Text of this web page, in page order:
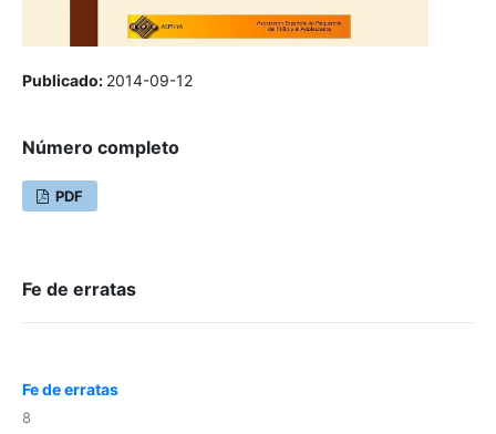
Publicado: 2014-09-12
Número completo
PDF
Fe de erratas
Fe de erratas
8